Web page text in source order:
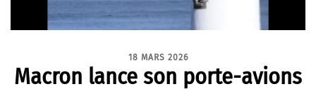
18 MARS 2026
Macron lance son porte-avions